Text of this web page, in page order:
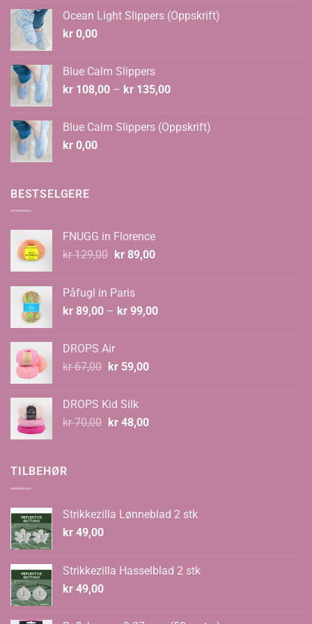
kr 124,00.kr 108,00.
Ocean Light Slippers (Oppskrift)
kr 0,00
Blue Calm Slippers
kr 108,00 – kr 135,00Prisområde:
kr 135,00
Blue Calm Slippers (Oppskrift)
kr 0,00
BESTSELGERE
FNUGG in Florence
kr129,00 Opprinnelig
kr 129,00.
kr89,00Nåværende
Påfugl in Paris
kr 89,00 – kr 99,00Prisområde:
DROPS Air
kr67,00 Opprinnelig
kr 67,00.
kr59,00Nåværende
DROPS Kid Silk
kr70,00 Opprinnelig
kr48,00Nåværende
TILBEHØR
Strikkezilla Lønneblad 2 stk
kr 49,00
Strikkezilla Hasselblad 2 stk
kr 49,00